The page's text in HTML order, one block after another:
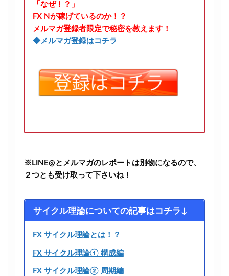
「なぜ！？」
FX Nが稼げているのか！？
メルマガ登録者限定で秘密を教えます！
◆メルマガ登録はコチラ
※LINE@とメルマガのレポートは別物になるので、
２つとも受け取って下さいね！
サイクル理論についての記事はコチラ↓
FX サイクル理論とは！？
FX サイクル理論① 構成編
FX サイクル理論② 周期編